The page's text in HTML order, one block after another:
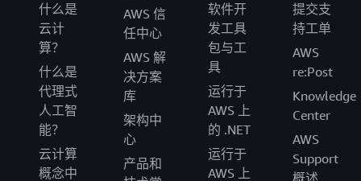
什么是
云计
算？
什么是
代理式
人工智
能？
云计算
概念中
AWS 信
任中心
AWS 解
决方案
库
架构中
心
产品和
软件开
发工具
包与工
具
运行于
AWS 上
的 .NET
运行于
AWS 上
提交支
持工单
AWS
re:Post
Knowledge
Center
AWS
Support
概述